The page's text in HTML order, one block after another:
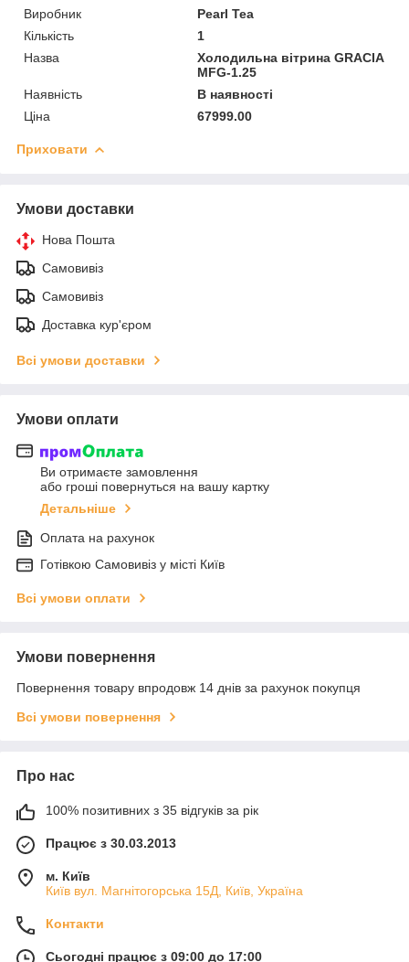
Виробник
Pearl Tea
Кількість
1
Назва
Холодильна вітрина GRACIA
MFG-1.25
Наявність
В наявності
Ціна
67999.00
Приховати
Умови доставки
Нова Пошта
Самовивіз
Самовивіз
Доставка кур'єром
Всі умови доставки
Умови оплати
Ви отримаєте замовлення
або гроші повернуться на вашу картку
Детальніше
Оплата на рахунок
Готiвкою Самовивiз у місті Київ
Всі умови оплати
Умови повернення
Повернення товару впродовж 14 днів за рахунок покупця
Всі умови повернення
Про нас
100% позитивних з 35 відгуків за рік
Працює з 30.03.2013
м. Київ
Київ вул. Магнiтогорська 15Д, Київ, Україна
Контакти
Сьогодні працює з 09:00 до 17:00